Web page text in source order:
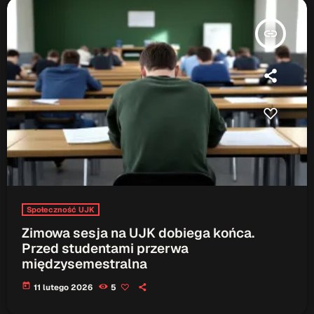
Audycja
Serwis Informacyjny
18:00 - 18:05
Upcoming shows
Serwis Informacyjny
insert_link
Społeczność UJK
Zimowa sesja na UJK dobiega końca.
Przed studentami przerwa
międzysemestralna
today 11 lutego 2026 5